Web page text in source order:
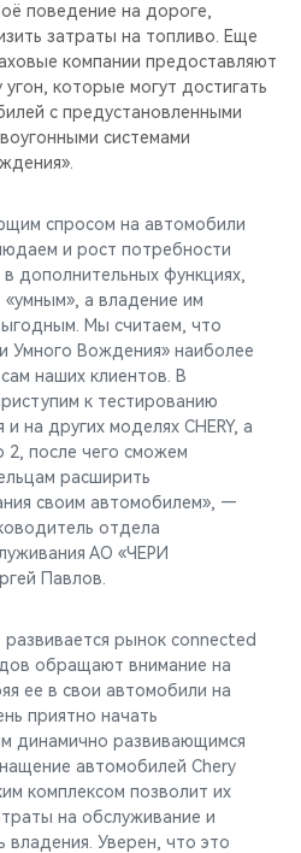
поведение на дороге,
затраты на топливо. Еще
компании предоставляют
которые могут достигать
с предустановленными
системами
спросом на автомобили
и рост потребности
дополнительных функциях,
а владение им
Мы считаем, что
Умного Вождения» наиболее
наших клиентов. В
к тестированию
на других моделях CHERY, а
после чего сможем
расширить
своим автомобилем», —
отдела
АО «ЧЕРИ
Павлов.
рынок connected
обращают внимание на
ее в свои автомобили на
приятно начать
динамично развивающимся
автомобилей Chery
комплексом позволит их
на обслуживание и
Уверен, что это